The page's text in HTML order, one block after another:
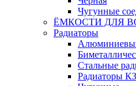
Чугунные
ЁМКОСТИ ДЛЯ
Радиаторы
Стальные
Радиаторы